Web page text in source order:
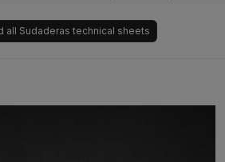
all Sudaderas technical sheets